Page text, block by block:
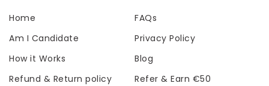
Home
FAQs
Am I Candidate
Privacy Policy
How it Works
Blog
Refund & Return policy
Refer & Earn €50